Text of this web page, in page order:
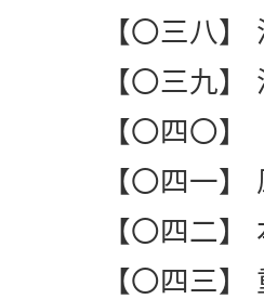
【〇三八
【〇三九
【〇四〇
【〇四一
【〇四二
【〇四三